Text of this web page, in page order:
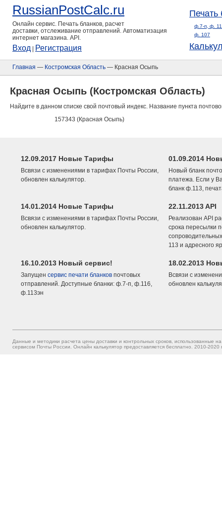
RussianPostCalc.ru
Онлайн сервис. Печать бланков, расчет
доставки, отслеживание отправлений. Автоматизация
интернет магазина. API.
Вход Регистрация
Печать
ф.7-п, ф.
ф. 107
Главная — Костромская Область — Красная Осыпь
Красная Осыпь (Костромская Область)
Найдите в данном списке свой почтовый индекс. Название пункта
157343 (Красная Осыпь)
12.09.2017 Новые Тарифы
Всвязи с изменениями в тарифах Почты России,
обновлен калькулятор.
01.09.2014
Новый бланк
платежа. Если у
бланк ф.113,
14.01.2014 Новые Тарифы
Всвязи с изменениями в тарифах Почты России,
обновлен калькулятор.
22.11.2013 API
Реализован API
срока пересылки
113 и адресного
16.10.2013 Новый сервис!
Запущен сервис печати бланков почтовых
отправлений. Доступные бланки: ф.7-п, ф.116,
ф.113эн
18.02.2013
Всвязи с
обновлен
Данные и методики расчета цены доставки и контрольных сроков, использованные
сервисом Почты России. Онлайн калькулятор предоставляется бесплатно. 2010-2020